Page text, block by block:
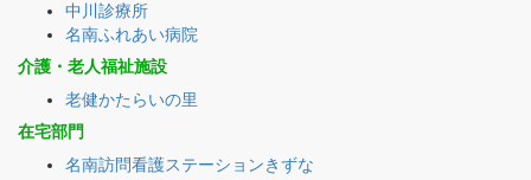
中川診療所
名南ふれあい病院
介護・老人福祉施設
老健かたらいの里
在宅部門
名南訪問看護ステーションきずな